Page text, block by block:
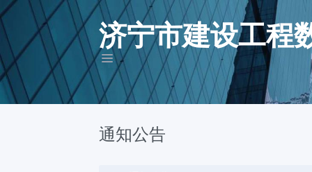
济宁市建设工程
通知公告